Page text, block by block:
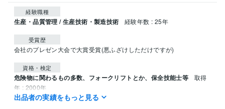
経験職種
生産・品質管理 / 生産技術・製造技術 経験年数 : 25年
受賞歴
会社のプレゼン大会で大賞受賞(悪ふざけしただけですが)
資格・検定
危険物に関わるもの多数、フォークリフトとか、保全技能士等
取得
年 : 2000年
出品者の実績をもっと見る